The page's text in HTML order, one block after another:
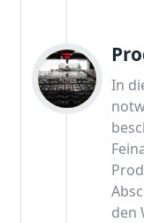
In
den